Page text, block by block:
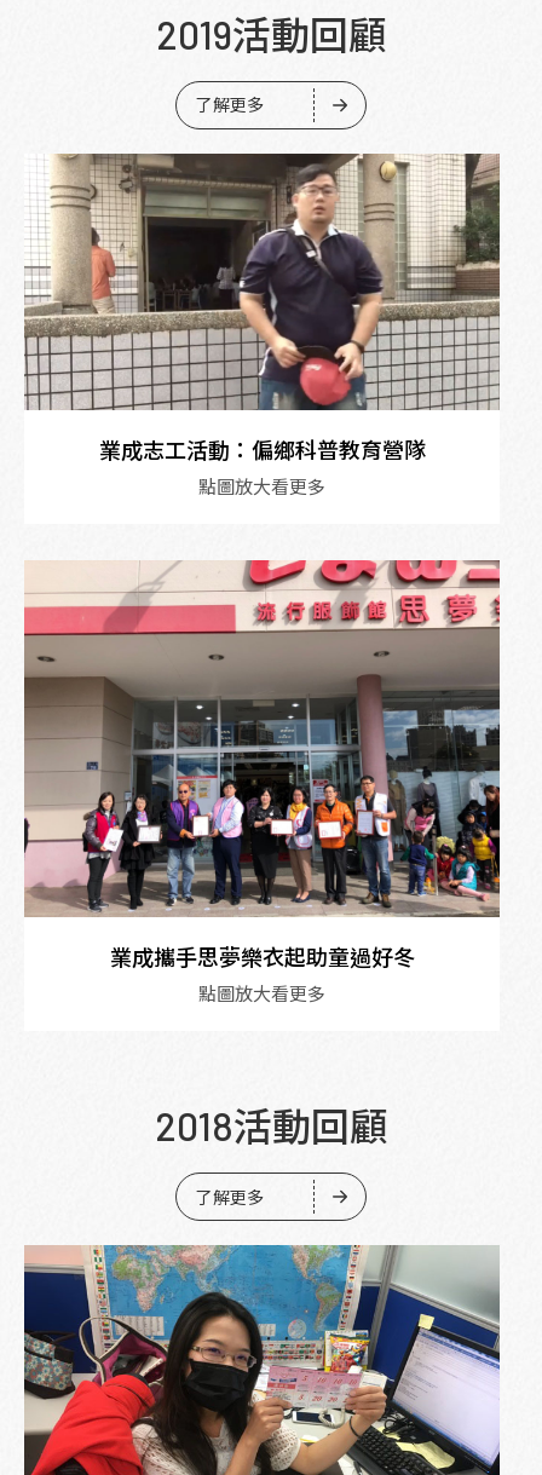
2019活動回顧
了解更多
業成志工活動：偏鄉科普教育營隊
點圖放大看更多
業成攜手思夢樂衣起助童過好冬
點圖放大看更多
2018活動回顧
了解更多